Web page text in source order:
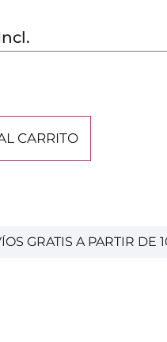
CARRITO
GRATIS A PARTIR DE